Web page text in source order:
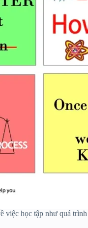
học tập như quá